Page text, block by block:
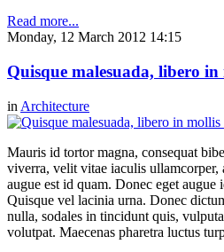
Read more...
Monday, 12 March 2012 14:15
Quisque malesuada, libero
in Architecture
Mauris id tortor magna, consequat
viverra, velit vitae iaculis ullamcorper,
augue est id quam. Donec eget
Quisque vel lacinia urna. Donec
nulla, sodales in tincidunt quis,
volutpat. Maecenas pharetra luctus